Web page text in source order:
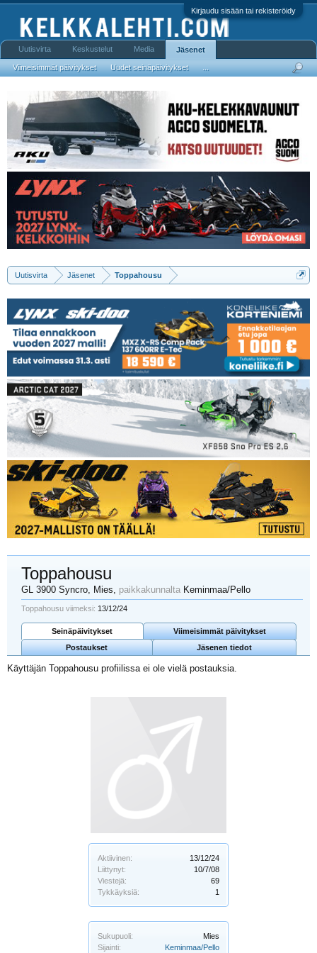
Kirjaudu sisään tai rekisteröidy
Uutisvirta Jäsenet Toppahousu
Aktiivinen:
13/12/24
Liittynyt:
10/7/08
Viestejä:
69
Tykkäyksiä:
1
Sukupuoli:
Mies
Sijainti:
Keminmaa/Pello
Toppahousu
GL 3900 Syncro , Mies, paikkakunnalta Keminmaa/Pello
Toppahousu viimeksi: 13/12/24
Seinäpäivitykset
Viimeisimmät päivitykset
Postaukset
Jäsenen tiedot
Käyttäjän Toppahousu profiilissa ei ole vielä postauksia.
Uutisvirta Keskustelut Media Jäsenet
Viimeisimmät päivitykset Uudet seinäpäivitykset